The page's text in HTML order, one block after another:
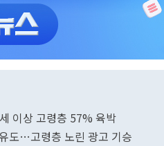
이상 고령층 57% 육박
도…고령층 노린 광고 기승